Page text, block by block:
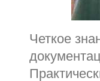
Четкое